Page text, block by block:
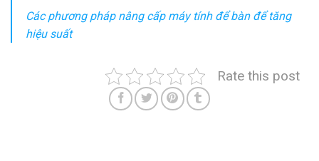
Các phương pháp nâng cấp máy tính để bàn để tăng
hiệu suất
Rate this post